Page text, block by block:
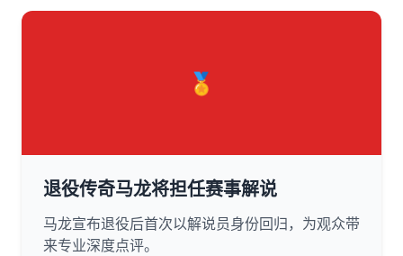
🏅
退役传奇马龙将担任赛事解说
马龙宣布退役后首次以解说员身份回归，为观众带
来专业深度点评。